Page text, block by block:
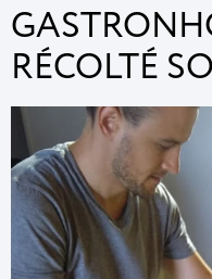
RÉCOLTÉ